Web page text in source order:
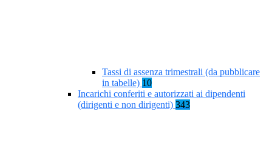
Tassi di assenza trimestrali (da pubblicare
in tabelle) 10
Incarichi conferiti e autorizzati ai dipendenti
(dirigenti e non dirigenti) 343